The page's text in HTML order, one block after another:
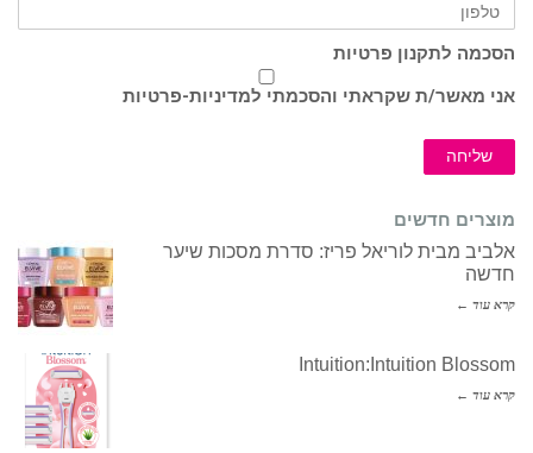
הסכמה לתקנון פרטיות
אני מאשר/ת שקראתי והסכמתי למדיניות-פרטיות
שליחה
מוצרים חדשים
אלביב מבית לוריאל פריז: סדרת מסכות שיער
חדשה
קרא עוד ←
Intuition:Intuition Blossom
קרא עוד ←